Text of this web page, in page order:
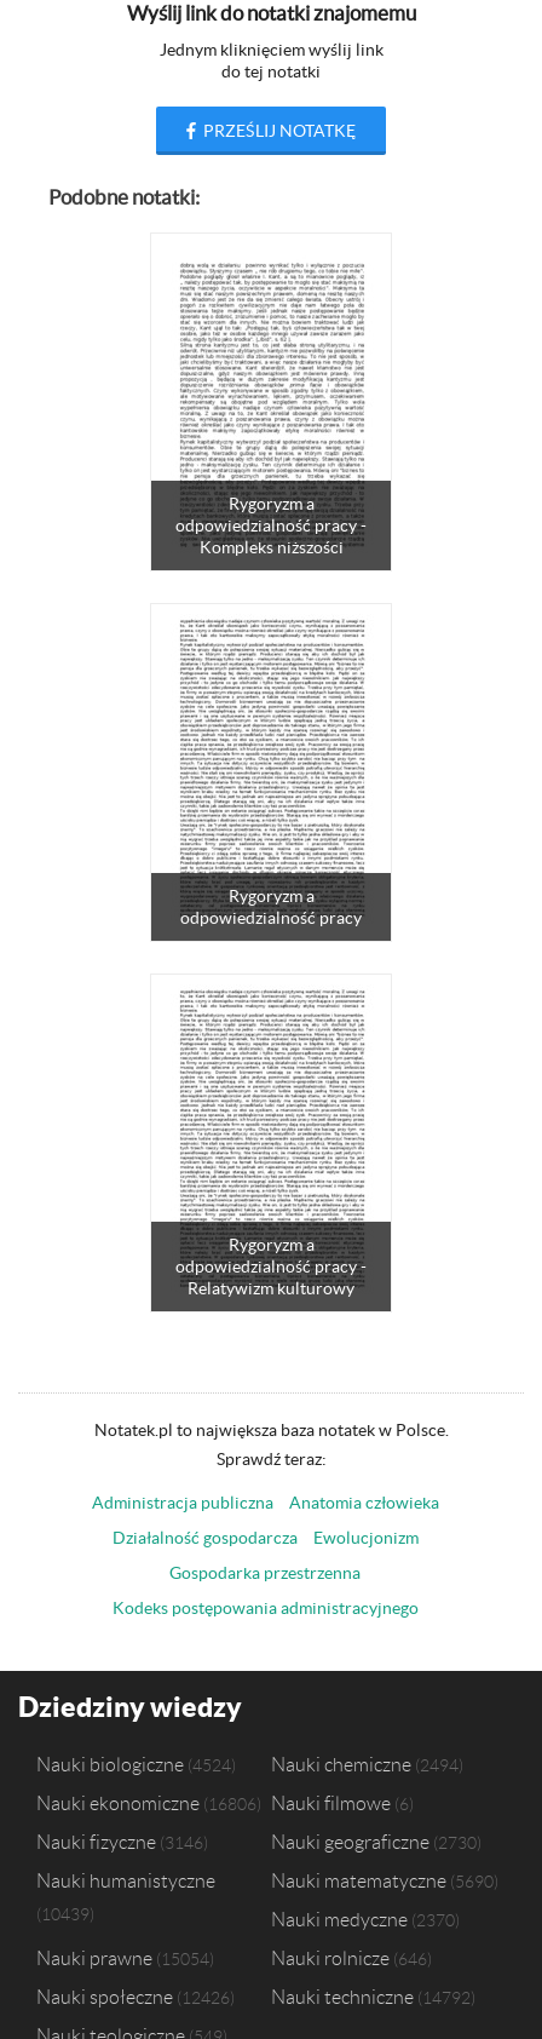
Wyślij link do notatki znajomemu
Jednym kliknięciem wyślij link
do tej notatki
PRZEŚLIJ NOTATKĘ
Podobne notatki:
Rygoryzm a
odpowiedzialność pracy -
Kompleks niższości
Rygoryzm a
odpowiedzialność pracy
Rygoryzm a
odpowiedzialność pracy -
Relatywizm kulturowy
Notatek.pl to największa baza notatek w Polsce.
Sprawdź teraz:
Administracja publiczna
Anatomia człowieka
Działalność gospodarcza
Ewolucjonizm
Gospodarka przestrzenna
Kodeks postępowania administracyjnego
Dziedziny wiedzy
Nauki biologiczne 4524 Nauki chemiczne 2494
Nauki ekonomiczne 16806 Nauki filmowe 6
Nauki fizyczne 3146 Nauki geograficzne 2730
Nauki humanistyczne
10439
Nauki matematyczne 5690
Nauki medyczne 2370
Nauki prawne 15054 Nauki rolnicze 646
Nauki społeczne 12426 Nauki techniczne 14792